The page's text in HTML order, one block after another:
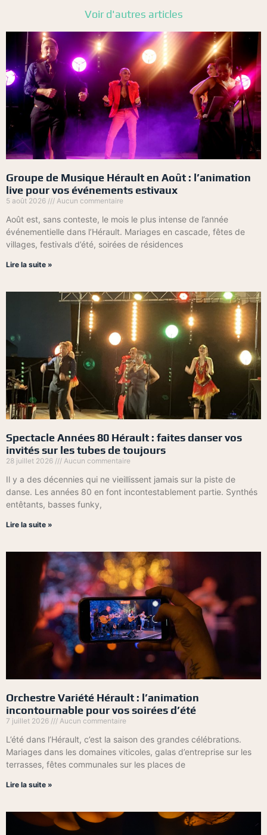
Voir d'autres articles
Groupe de Musique Hérault en Août : l’animation
live pour vos événements estivaux
5 août 2026 Aucun commentaire
Août est, sans conteste, le mois le plus intense de l’année
événementielle dans l’Hérault. Mariages en cascade, fêtes de
villages, festivals d’été, soirées de résidences
Lire la suite »
Spectacle Années 80 Hérault : faites danser vos
invités sur les tubes de toujours
28 juillet 2026 Aucun commentaire
Il y a des décennies qui ne vieillissent jamais sur la piste de
danse. Les années 80 en font incontestablement partie. Synthés
entêtants, basses funky,
Lire la suite »
Orchestre Variété Hérault : l’animation
incontournable pour vos soirées d’été
7 juillet 2026 Aucun commentaire
L’été dans l’Hérault, c’est la saison des grandes célébrations.
Mariages dans les domaines viticoles, galas d’entreprise sur les
terrasses, fêtes communales sur les places de
Lire la suite »